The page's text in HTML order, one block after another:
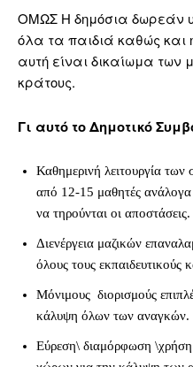
ΟΜΩΣ Η δημόσια δωρεάν
όλα τα παιδιά καθώς
αυτή είναι δικαίωμα των
κράτους.
Γι αυτό το Δημοτικό
Καθημερινή λειτουργία
από 12-15 μαθητές ανάλογα
να τηρούνται οι αποστάσεις.
Διενέργεια μαζικών
όλους τους εκπαιδευτικούς
Μόνιμους διορισμούς
κάλυψη όλων των αναγκών.
Εύρεση\ διαμόρφωση